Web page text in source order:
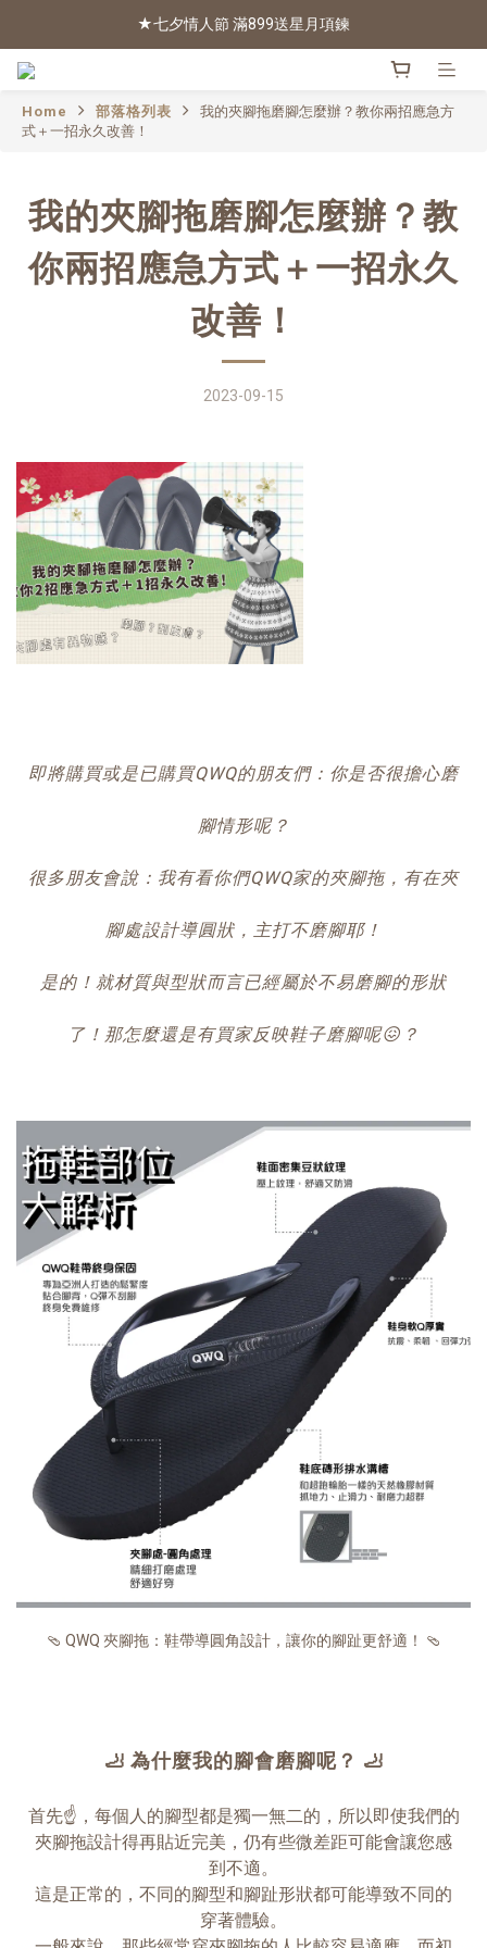
2026新色上市 | 快看
★七夕情人節 滿899送星月項鍊
Home 部落格列表
我的夾腳拖磨腳怎麼辦？教你兩招應急方
式＋一招永久改善！
我的夾腳拖磨腳怎麼辦？教
你兩招應急方式＋一招永久
改善！
2023-09-15
即將購買或是已購買QWQ的朋友們：你是否很擔心磨
腳情形呢？
很多朋友會說：我有看你們QWQ家的夾腳拖，有在夾
腳處設計導圓狀，主打不磨腳耶！
是的！就材質與型狀而言已經屬於不易磨腳的形狀
了！那怎麼還是有買家反映鞋子磨腳呢😖？
🩴 QWQ 夾腳拖：鞋帶導圓角設計，讓你的腳趾更舒適！ 🩴
🦶 為什麼我的腳會磨腳呢？ 🦶
首先☝，每個人的腳型都是獨一無二的，所以即使我們的
夾腳拖設計得再貼近完美，仍有些微差距可能會讓您感
到不適。
這是正常的，不同的腳型和腳趾形狀都可能導致不同的
穿著體驗。